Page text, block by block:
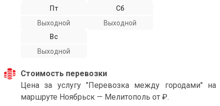
Пт
Выходной
Сб
Выходной
Вс
Выходной
Стоимость перевозки
Цена за услугу "Перевозка между городами" на
маршруте Ноябрьск — Мелитополь от ₽.